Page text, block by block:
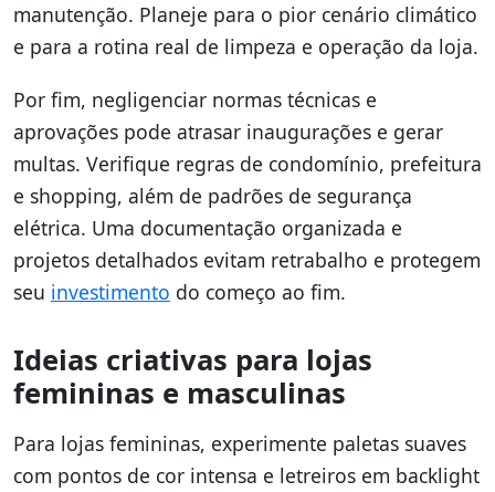
manutenção. Planeje para o pior cenário climático
e para a rotina real de limpeza e operação da loja.
Por fim, negligenciar normas técnicas e
aprovações pode atrasar inaugurações e gerar
multas. Verifique regras de condomínio, prefeitura
e shopping, além de padrões de segurança
elétrica. Uma documentação organizada e
projetos detalhados evitam retrabalho e protegem
seu investimento do começo ao fim.
Ideias criativas para lojas
femininas e masculinas
Para lojas femininas, experimente paletas suaves
com pontos de cor intensa e letreiros em backlight